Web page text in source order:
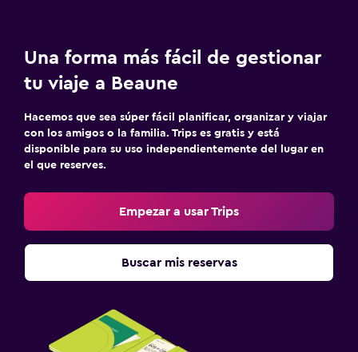
Canales de pago
Radio
Biblioteca
Cámaras CCTV en zonas comunes
Cámaras CCTV en el exterior
Botiquín de primeros auxilios
Caja fuerte
Una forma más fácil de gestionar
tu viaje a Beaune
Hacemos que sea súper fácil planificar, organizar y viajar
con los amigos o la familia. Trips es gratis y está
disponible para su uso independientemente del lugar en
el que reserves.
Empezar a usar Trips
Buscar mis reservas